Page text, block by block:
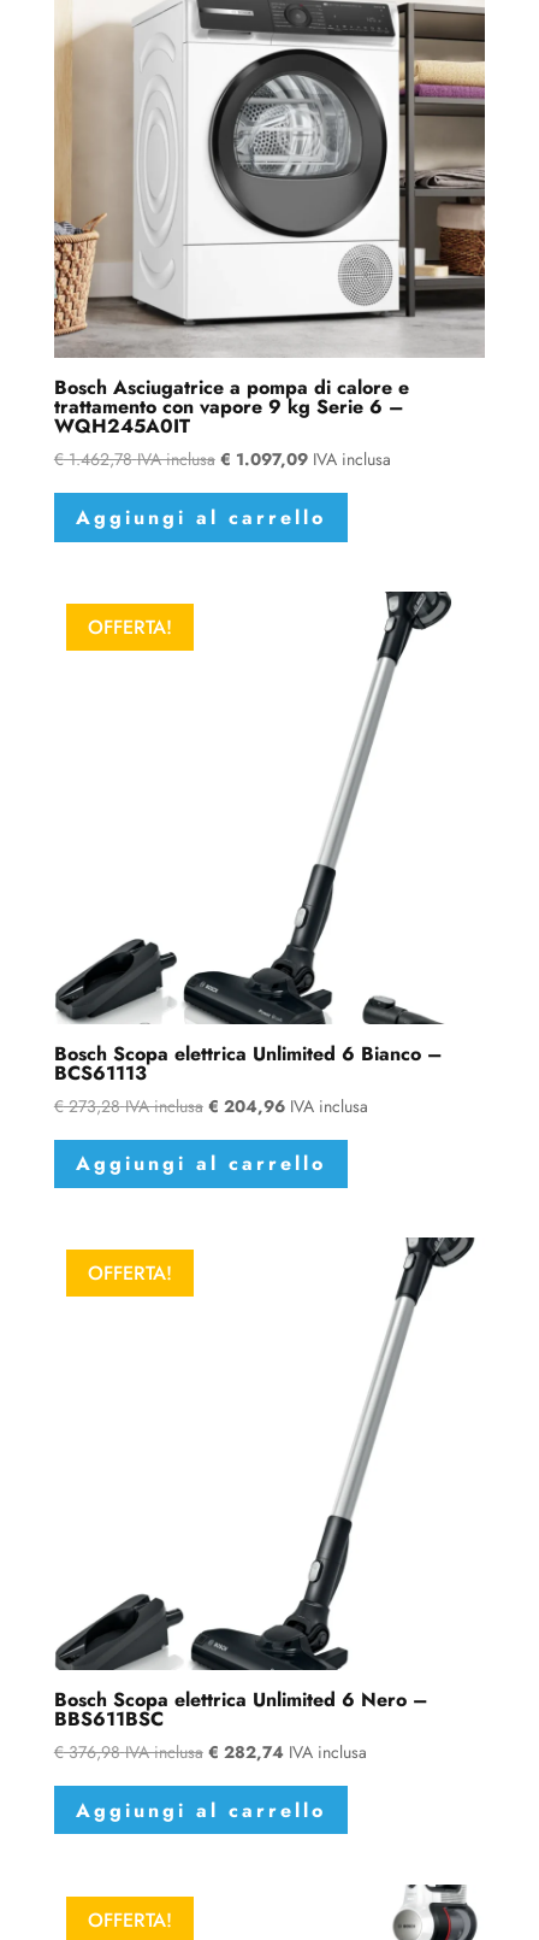
Bosch Asciugatrice a pompa di calore e
trattamento con vapore 9 kg Serie 6 –
WQH245A0IT
€1.462,78 IVA inclusa € 1.097,09 IVA inclusa
Aggiungi al carrello
OFFERTA!
Bosch Scopa elettrica Unlimited 6 Bianco –
BCS61113
€273,28 IVA inclusa € 204,96 IVA inclusa
Aggiungi al carrello
OFFERTA!
Bosch Scopa elettrica Unlimited 6 Nero –
BBS611BSC
€376,98 IVA inclusa € 282,74 IVA inclusa
Aggiungi al carrello
OFFERTA!